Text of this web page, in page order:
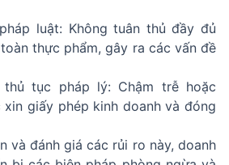
luật: Không tuân thủ đầy đủ
thực phẩm, gây ra các vấn đề
thủ tục pháp lý: Chậm trễ hoặc
giấy phép kinh doanh và đóng
và đánh giá các rủi ro này, doanh